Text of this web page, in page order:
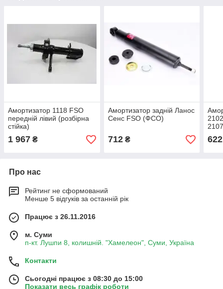
Амортизатор 1118 FSO
передній лівий (розбірна
стійка)
1 967 ₴
Амортизатор задній Ланос
Сенс FSO (ФСО)
712₴ 622
Про нас
Рейтинг не сформований
Менше 5 відгуків за останній рік
Працює з 26.11.2016
м. Суми
п-кт. Лушпи 8, колишній. "Хамелеон", Суми, Україна
Контакти
Сьогодні працює з 08:30 до 15:00
Показати весь графік роботи